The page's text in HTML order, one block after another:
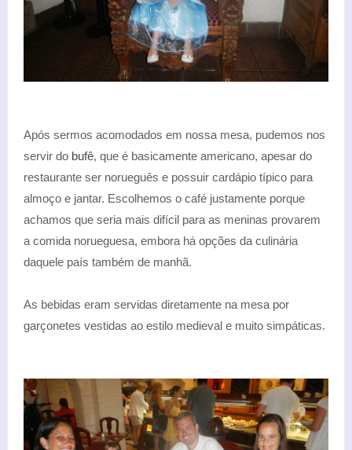
Após sermos acomodados em nossa mesa, pudemos nos
servir do bufê, que é basicamente americano, apesar do
restaurante ser norueguês e possuir cardápio típico para
almoço e jantar. Escolhemos o café justamente porque
achamos que seria mais difícil para as meninas provarem
a comida norueguesa, embora há opções da culinária
daquele país também de manhã.
As bebidas eram servidas diretamente na mesa por
garçonetes vestidas ao estilo medieval e muito simpáticas.